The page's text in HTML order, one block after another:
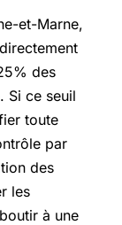
et-Marne,
des
Si ce seuil
toute
par
des
les
à une